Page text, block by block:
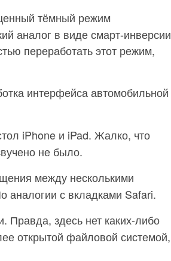
тёмный режим
аналог в виде смарт-инверсии
переработать этот режим,
интерфейса автомобильной
iPhone и iPad. Жалко, что
не было.
между несколькими
аналогии с вкладками Safari.
здесь нет каких-либо
открытой файловой системой,